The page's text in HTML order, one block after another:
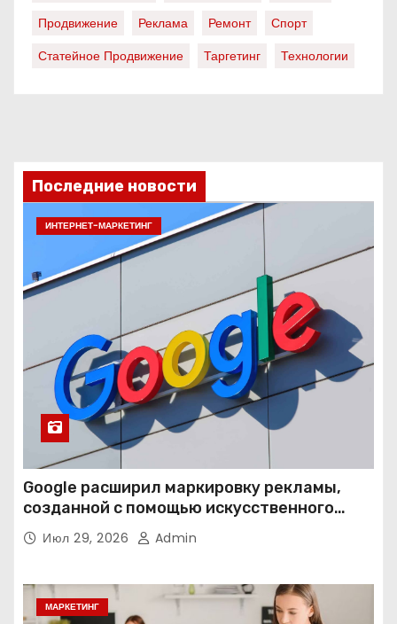
Продвижение
Реклама Ремонт
Спорт
Статейное Продвижение
Таргетинг Технологии
Последние новости
ИНТЕРНЕТ-МАРКЕТИНГ
Google расширил маркировку рекламы,
созданной с помощью искусственного
интеллекта
Июл 29, 2026 Admin
МАРКЕТИНГ